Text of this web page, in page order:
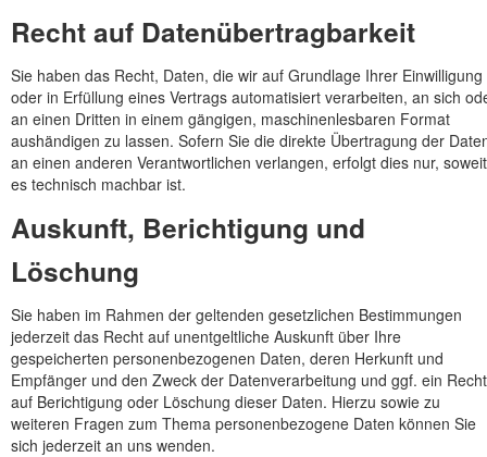
Recht auf Daten­übertrag­barkeit
Sie haben das Recht, Daten, die wir auf Grundlage Ihrer Einwilligung
oder in Erfüllung eines Vertrags automatisiert verarbeiten, an sich
an einen Dritten in einem gängigen, maschinenlesbaren Format
aushändigen zu lassen. Sofern Sie die direkte Übertragung der
an einen anderen Verantwortlichen verlangen, erfolgt dies nur, soweit
es technisch machbar ist.
Auskunft, Berichtigung und
Löschung
Sie haben im Rahmen der geltenden gesetzlichen Bestimmungen
jederzeit das Recht auf unentgeltliche Auskunft über Ihre
gespeicherten personenbezogenen Daten, deren Herkunft und
Empfänger und den Zweck der Datenverarbeitung und ggf. ein Recht
auf Berichtigung oder Löschung dieser Daten. Hierzu sowie zu
weiteren Fragen zum Thema personenbezogene Daten können Sie
sich jederzeit an uns wenden.